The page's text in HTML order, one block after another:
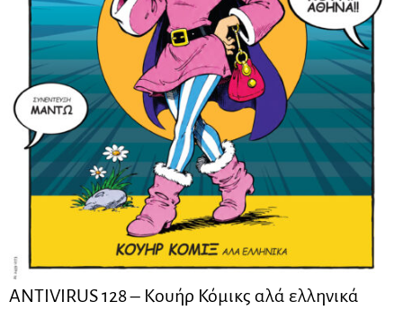
ANTIVIRUS 128 – Kουήρ Κόμικς αλά ελληνικά